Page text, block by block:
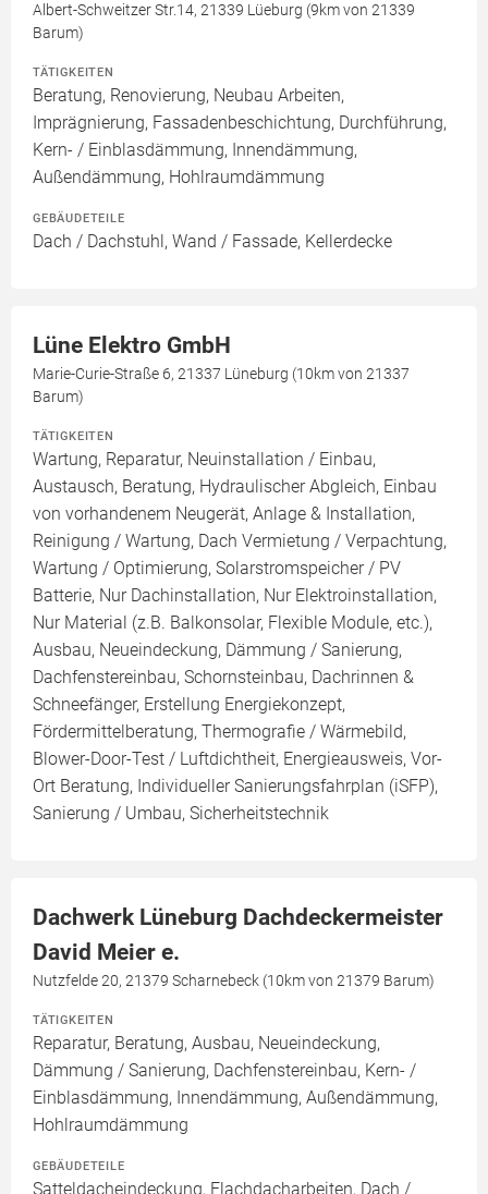
Albert-Schweitzer Str.14, 21339 Lüeburg (9km von 21339
Barum)
TÄTIGKEITEN
Beratung, Renovierung, Neubau Arbeiten,
Imprägnierung, Fassadenbeschichtung, Durchführung,
Kern- / Einblasdämmung, Innendämmung,
Außendämmung, Hohlraumdämmung
GEBÄUDETEILE
Dach / Dachstuhl, Wand / Fassade, Kellerdecke
Lüne Elektro GmbH
Marie-Curie-Straße 6, 21337 Lüneburg (10km von 21337
Barum)
TÄTIGKEITEN
Wartung, Reparatur, Neuinstallation / Einbau,
Austausch, Beratung, Hydraulischer Abgleich, Einbau
von vorhandenem Neugerät, Anlage & Installation,
Reinigung / Wartung, Dach Vermietung / Verpachtung,
Wartung / Optimierung, Solarstromspeicher / PV
Batterie, Nur Dachinstallation, Nur Elektroinstallation,
Nur Material (z.B. Balkonsolar, Flexible Module, etc.),
Ausbau, Neueindeckung, Dämmung / Sanierung,
Dachfenstereinbau, Schornsteinbau, Dachrinnen &
Schneefänger, Erstellung Energiekonzept,
Fördermittelberatung, Thermografie / Wärmebild,
Blower-Door-Test / Luftdichtheit, Energieausweis, Vor-
Ort Beratung, Individueller Sanierungsfahrplan (iSFP),
Sanierung / Umbau, Sicherheitstechnik
Dachwerk Lüneburg Dachdeckermeister
David Meier e.
Nutzfelde 20, 21379 Scharnebeck (10km von 21379 Barum)
TÄTIGKEITEN
Reparatur, Beratung, Ausbau, Neueindeckung,
Dämmung / Sanierung, Dachfenstereinbau, Kern- /
Einblasdämmung, Innendämmung, Außendämmung,
Hohlraumdämmung
GEBÄUDETEILE
Satteldacheindeckung, Flachdacharbeiten, Dach /